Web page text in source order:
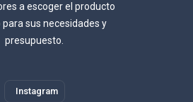
a escoger el producto
sus necesidades y
presupuesto.
Instagram